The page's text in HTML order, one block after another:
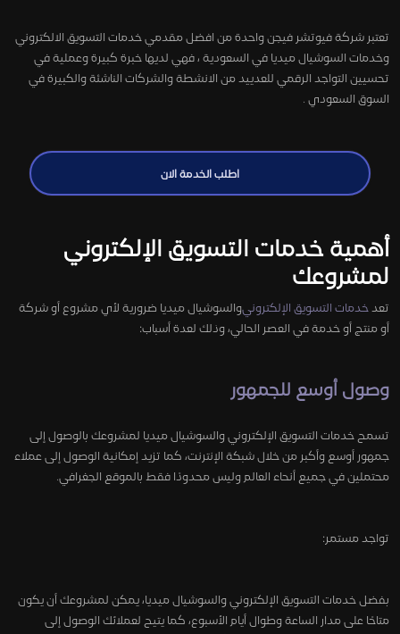
تعتبر شركة فيوتشر فيجن واحدة من افضل مقدمي خدمات التسويق الالكتروني
وخدمات السوشيال ميديا في السعودية ، فهي لديها خبرة كبيرة وعملية في
تحسيين التواجد الرقمي للعدييد من الانشطة والشركات الناشئة والكبيرة في
السوق السعودي .
اطلب الخدمة الان
أهمية خدمات التسويق الإلكتروني
لمشروعك
تعد خدمات التسويق الإلكترونيوالسوشيال ميديا ضرورية لأي مشروع أو شركة
أو منتج أو خدمة في العصر الحالي، وذلك لعدة أسباب:
وصول أوسع للجمهور
تسمح خدمات التسويق الإلكتروني والسوشيال ميديا لمشروعك بالوصول إلى
جمهور أوسع وأكبر من خلال شبكة الإنترنت، كما تزيد إمكانية الوصول إلى عملاء
محتملين في جميع أنحاء العالم وليس محدودًا فقط بالموقع الجغرافي.
تواجد مستمر:
بفضل خدمات التسويق الإلكتروني والسوشيال ميديا، يمكن لمشروعك أن يكون
متاحًا على مدار الساعة وطوال أيام الأسبوع، كما يتيح لعملائك الوصول إلى